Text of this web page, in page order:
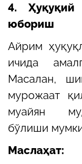
4. Ҳуқуқий
юбориш
Айрим
ичида
Масалан,
мурожаат
муайян
бўлиши
Маслаҳат: